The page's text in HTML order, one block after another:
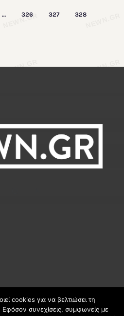
… 326 327 328
δικαιώματα διατηρούνται
cookies για να βελτιώσει τη
Εφόσον συνεχίσεις, συμφωνείς με